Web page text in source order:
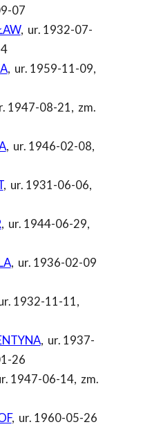
07
, ur. 1932-07-
, ur. 1959-11-09,
1947-08-21, zm.
, ur. 1946-02-08,
, ur. 1931-06-06,
, ur. 1944-06-29,
, ur. 1936-02-09
1932-11-11,
, ur. 1937-
26
1947-06-14, zm.
, ur. 1960-05-26